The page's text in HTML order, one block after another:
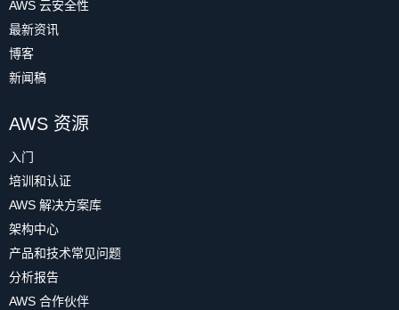
AWS 云安全性
最新资讯
博客
新闻稿
AWS 资源
入门
培训和认证
AWS 解决方案库
架构中心
产品和技术常见问题
分析报告
AWS 合作伙伴